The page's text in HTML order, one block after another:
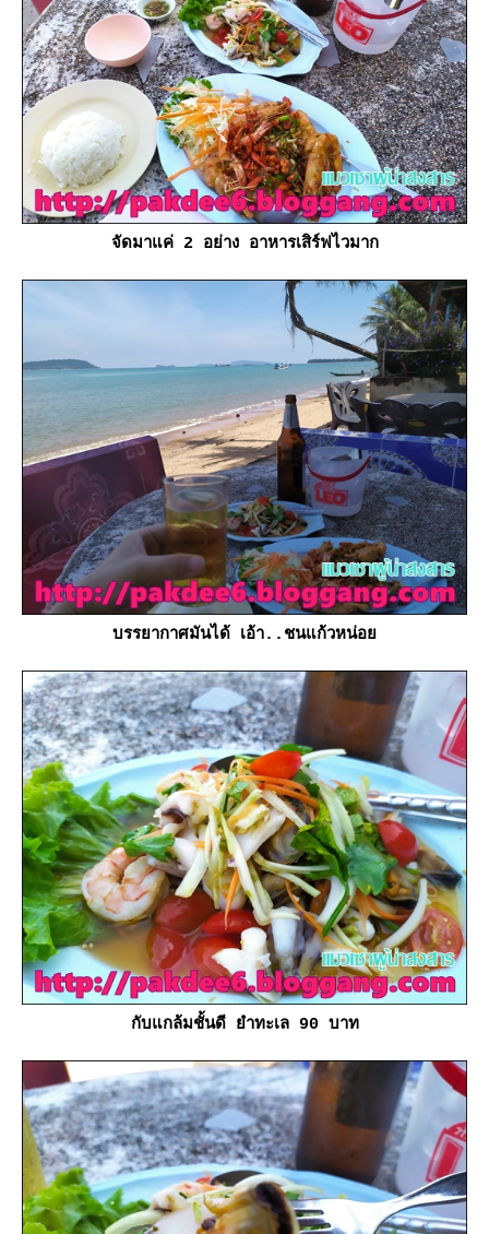
จัดมาแค่ 2 อย่าง อาหารเสิร์ฟไวมาก
บรรยากาศมันได้ เอ้า..ชนแก้วหน่อ
กับแกล้มชั้นดี ยำทะเล 90 บาท